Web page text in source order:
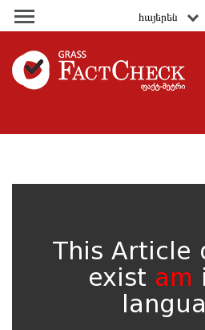
հայերեն
This Article
exist am